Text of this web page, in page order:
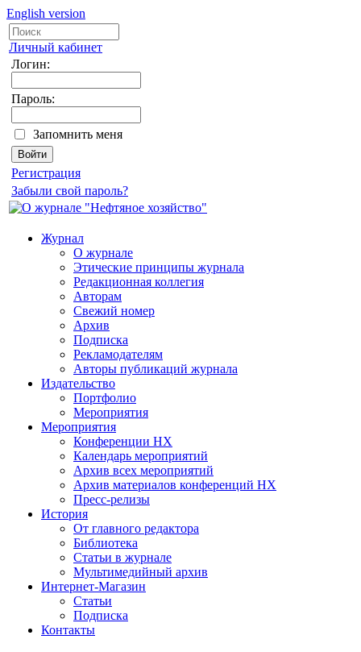
English version
Личный кабинет
Логин:
Пароль:
Запомнить меня
Регистрация
Забыли свой пароль?
Журнал
О журнале
Этические принципы журнала
Редакционная коллегия
Авторам
Свежий номер
Архив
Подписка
Рекламодателям
Авторы публикаций журнала
Издательство
Портфолио
Мероприятия
Мероприятия
Конференции НХ
Календарь мероприятий
Архив всех мероприятий
Архив материалов конференций НХ
Пресс-релизы
История
От главного редактора
Библиотека
Статьи в журнале
Мультимедийный архив
Интернет-Магазин
Статьи
Подписка
Контакты